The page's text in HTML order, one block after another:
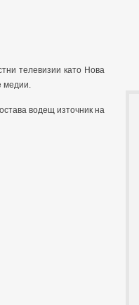
телевизии като Нова
медии.
водещ източник на